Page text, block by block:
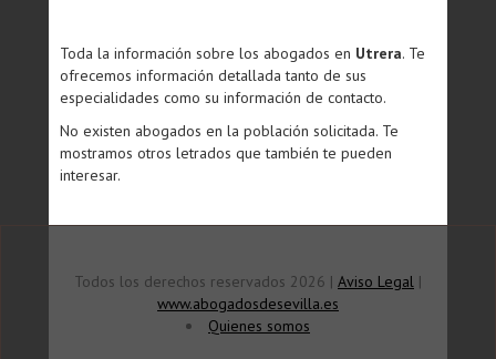
Toda la información sobre los abogados en Utrera. Te
ofrecemos información detallada tanto de sus
especialidades como su información de contacto.
No existen abogados en la población solicitada. Te
mostramos otros letrados que también te pueden
interesar.
Todos los derechos reservados 2026 | Aviso Legal |
www.abogadosdesevilla.es
Quienes somos